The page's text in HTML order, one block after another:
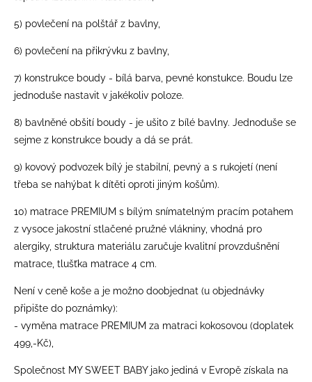
5) povlečení na polštář z bavlny,
6) povlečení na přikrývku z bavlny,
7) konstrukce boudy - bílá barva, pevné konstukce. Boudu lze
jednoduše nastavit v jakékoliv poloze.
8) bavlněné obšití boudy - je ušito z bílé bavlny. Jednoduše se
sejme z konstrukce boudy a dá se prát.
9) kovový podvozek bílý je stabilní, pevný a s rukojetí (není
třeba se nahýbat k dítěti oproti jiným košům).
10) matrace PREMIUM s bílým snímatelným pracím potahem
z vysoce jakostní stlačené pružné vlákniny, vhodná pro
alergiky, struktura materiálu zaručuje kvalitní provzdušnění
matrace, tlušťka matrace 4 cm.
Není v ceně koše a je možno doobjednat (u objednávky
připište do poznámky):
- vyměna matrace PREMIUM za matraci kokosovou (doplatek
499,-Kč),
Společnost MY SWEET BABY jako jediná v Evropě získala na